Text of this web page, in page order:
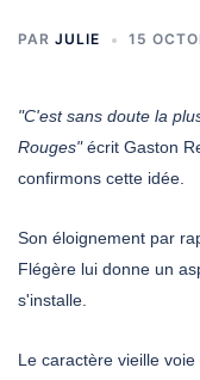
PAR JULIE 15
"C'est sans doute la
Rouges"écrit Gaston
confirmons cette idée.
Son éloignement par
Flégère lui donne un
s'installe.
Le caractère vieille